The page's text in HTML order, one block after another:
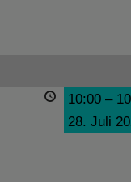
10:00 –
28. Juli